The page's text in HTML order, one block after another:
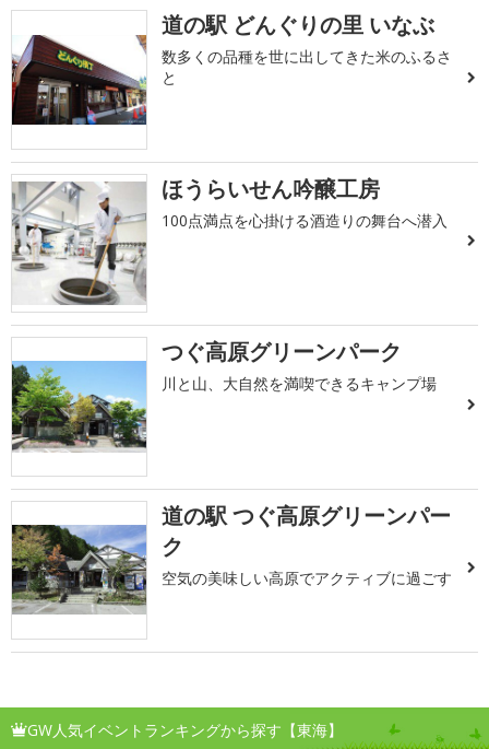
道の駅 どんぐりの里 いなぶ
数多くの品種を世に出してきた米のふるさ
と
ほうらいせん吟醸工房
100点満点を心掛ける酒造りの舞台へ潜入
つぐ高原グリーンパーク
川と山、大自然を満喫できるキャンプ場
道の駅 つぐ高原グリーンパー
ク
空気の美味しい高原でアクティブに過ごす
GW人気イベントランキングから探す【東海】